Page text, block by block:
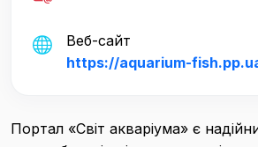
Веб-сайт
https://aquarium-
Портал «Світ акваріума» є